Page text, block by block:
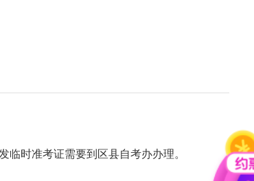
临时准考证需要到区县自考办办理。